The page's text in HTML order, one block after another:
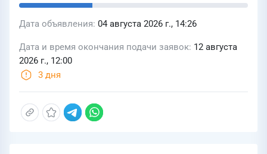
Дата объявления 04 августа 2026 г., 14:26
Дата и время окончания подачи заявок 12 августа
2026 г., 12:00
3 дня